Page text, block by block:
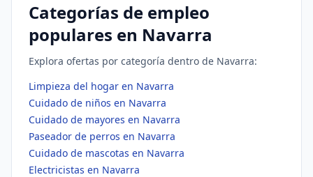
Categorías de empleo
populares en Navarra
Explora ofertas por categoría dentro de Navarra:
Limpieza del hogar en Navarra
Cuidado de niños en Navarra
Cuidado de mayores en Navarra
Paseador de perros en Navarra
Cuidado de mascotas en Navarra
Electricistas en Navarra